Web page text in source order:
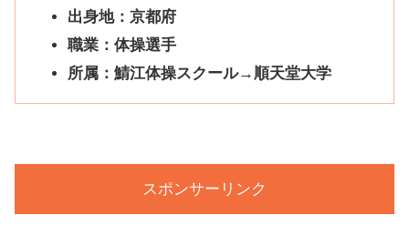
出身地：京都府
職業：体操選手
所属：鯖江体操スクール→順天堂大学
スポンサーリンク